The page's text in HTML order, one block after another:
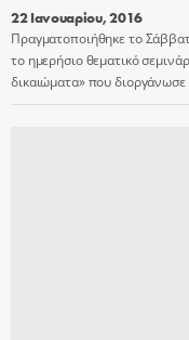
22 Ιανουαρίου, 2016
Πραγματοποιήθηκε το
το ημερήσιο θεματικό
δικαιώματα» που διοργάνωσε